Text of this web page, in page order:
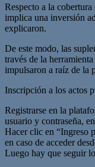
Respecto a la
implica una inversión
explicaron.
De este modo, las
través de la
impulsaron a raíz de la
Inscripción a los actos
Registrarse en la
usuario y contraseña,
Hacer clic en “Ingreso
en caso de acceder
Luego hay que seguir